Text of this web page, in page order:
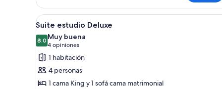
ejecutiva,
vista
parcial
océano
Abrir
todas
las
fotos
de
Suite
Un dormitorio con una cama
4
Suite estudio Deluxe
8.08.0 de 10
Muy buena
4 opiniones
(4
opiniones)
1 habitación
4 personas
1 cama King y 1 sofá cama matrimonial